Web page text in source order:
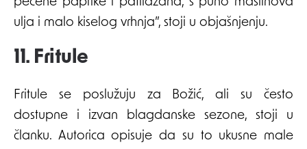
ulja i malo kiselog vrhnja”, stoji u objašnjenju.
11. Fritule
Fritule se poslužuju za Božić, ali su često
dostupne i izvan blagdanske sezone, stoji u
članku. Autorica opisuje da su to ukusne male